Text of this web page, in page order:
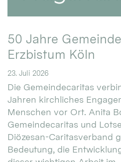
50 Jahre
Erzbistum Köln
23. Juli 2026
Die Gemeindecaritas
Jahren kirchliches
Menschen vor Ort. Anita
Gemeindecaritas und
Diözesan-Caritasverband
Bedeutung, die